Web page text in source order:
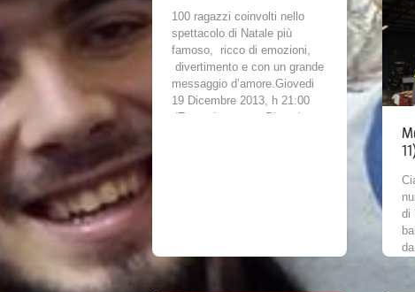
100 ragazzi coinvolti nello
spettacolo di Natale più
famoso, ricco di emozioni,
divertimento e con un grande
messaggio d’amore.Giovedi
19 Dicembre 2013, h 21:00
‘Teatro Incontro , Pinerolo.
di